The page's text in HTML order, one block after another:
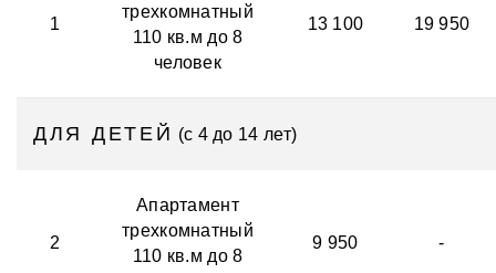
1
трехкомнатный
110 кв.м до 8
человек
13 100 19 950
ДЛЯ ДЕТЕЙ (с 4 до 14 лет)
2
Апартамент
трехкомнатный
110 кв.м до 8
9 950 -